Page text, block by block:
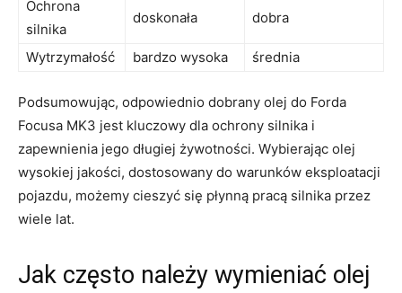
Ochrona
silnika
doskonała dobra
Wytrzymałość bardzo wysoka średnia
Podsumowując, odpowiednio ⁣dobrany olej do Forda
Focusa MK3 jest kluczowy‌ dla ochrony silnika i
zapewnienia jego długiej żywotności. Wybierając olej
wysokiej‍ jakości, ​dostosowany do warunków eksploatacji
pojazdu, możemy cieszyć się ​płynną pracą‍ silnika przez
wiele lat.
Jak często należy wymieniać olej